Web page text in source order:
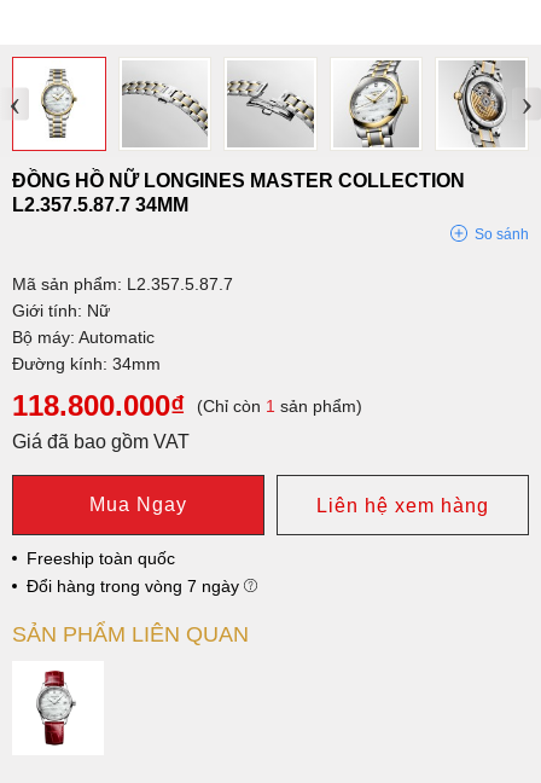
‹ ›
ĐỒNG HỒ NỮ LONGINES MASTER COLLECTION
L2.357.5.87.7 34MM
So sánh
Mã sản phẩm: L2.357.5.87.7
Giới tính: Nữ
Bộ máy: Automatic
Đường kính: 34mm
118.800.000₫ (Chỉ còn 1 sản phẩm)
Giá đã bao gồm VAT
Mua Ngay Liên hệ xem hàng
Freeship toàn quốc
Đổi hàng trong vòng 7 ngày
SẢN PHẨM LIÊN QUAN